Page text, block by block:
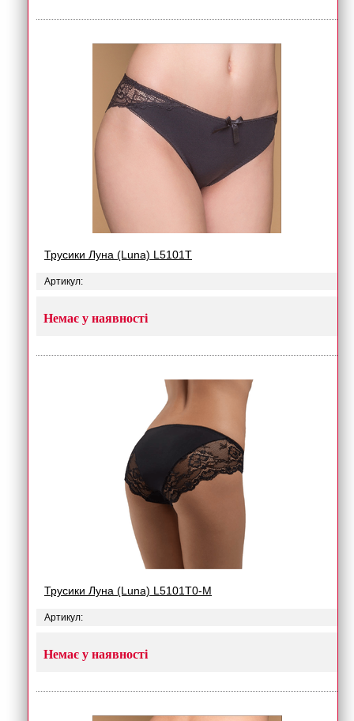
Трусики Луна (Luna) L5101T
Артикул:
Немає у наявності
Трусики Луна (Luna) L5101T0-M
Артикул:
Немає у наявності